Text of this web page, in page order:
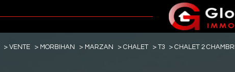
VENTE MORBIHAN MARZAN CHALET T3 CHALET 2